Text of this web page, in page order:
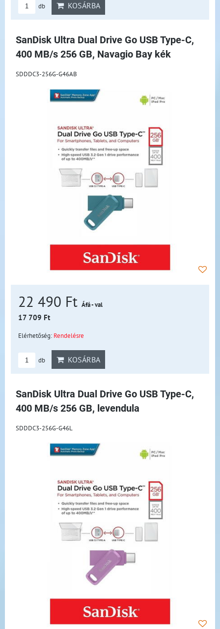
db KOSÁRBA
SanDisk Ultra Dual Drive Go USB Type-C,
400 MB/s 256 GB, Navagio Bay kék
SDDDC3-256G-G46AB
22 490 Ft Áfá - val
17 709 Ft
Elérhetőség: Rendelésre
db KOSÁRBA
SanDisk Ultra Dual Drive Go USB Type-C,
400 MB/s 256 GB, levendula
SDDDC3-256G-G46L